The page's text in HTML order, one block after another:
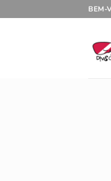
to
BEM-